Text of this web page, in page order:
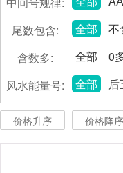
尾数包含:
全部 不
含数多:
全部 0
风水能量号:
全部
价格升序 价格降序